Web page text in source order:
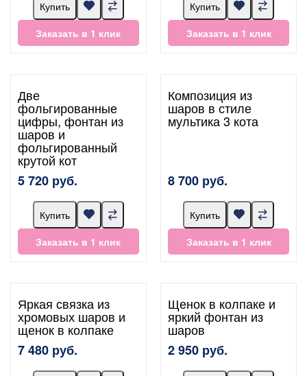
Купить
Заказать в 1 клик
Купить
Заказать в 1 клик
Две
фольгированные
цифры, фонтан из
шаров и
фольгированный
крутой кот
5 720 руб.
Купить
Заказать в 1 клик
Композиция из
шаров в стиле
мультика 3 кота
8 700 руб.
Купить
Заказать в 1 клик
Яркая связка из
хромовых шаров и
щенок в колпаке
7 480 руб.
Щенок в колпаке и
яркий фонтан из
шаров
2 950 руб.